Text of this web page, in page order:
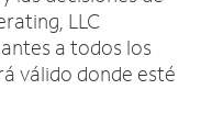
LLC
a todos los
válido donde esté